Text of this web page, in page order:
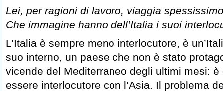
Lei, per ragioni di lavoro, viaggia
Che immagine hanno dell’Italia i suoi
L’Italia è sempre meno interlocutore, è
suo interno, un paese che non è stato
vicende del Mediterraneo degli ultimi mesi:
essere interlocutore con l’Asia. Il problema